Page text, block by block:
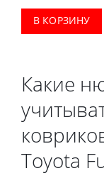
В КОРЗИНУ
Какие
Toyota